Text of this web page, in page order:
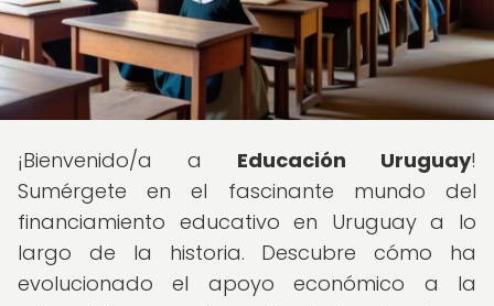
¡Bienvenido/a a Educación Uruguay!
Sumérgete en el fascinante mundo del
financiamiento educativo en Uruguay a lo
largo de la historia. Descubre cómo ha
evolucionado el apoyo económico a la